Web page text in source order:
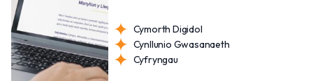
Cymorth Digidol
Cynllunio Gwasanaeth
Cyfryngau